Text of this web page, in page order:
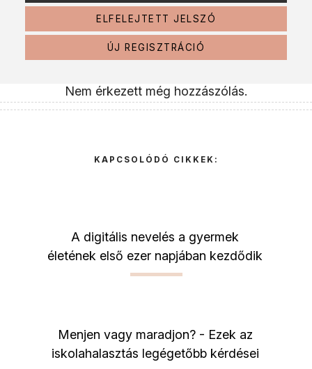
ELFELEJTETT JELSZÓ
ÚJ REGISZTRÁCIÓ
Nem érkezett még hozzászólás.
KAPCSOLÓDÓ CIKKEK:
A digitális nevelés a gyermek
életének első ezer napjában kezdődik
Menjen vagy maradjon? - Ezek az
iskolahalasztás legégetőbb kérdései